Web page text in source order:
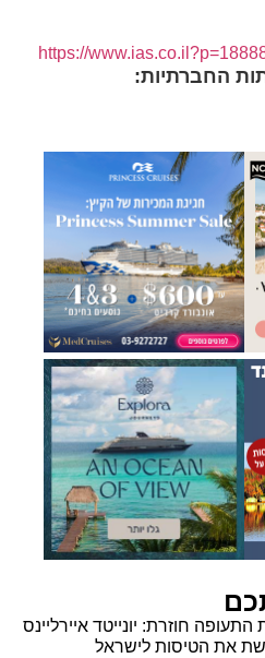
https://
החברתיות:
חוזרת: יונייטד איירליינס
הטיסות לישראל